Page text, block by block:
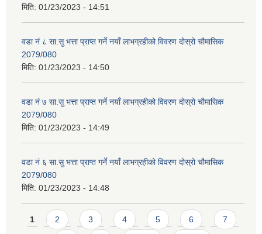
मिति: 01/23/2023 - 14:51
वडा नं ८ सा.सु भत्ता प्राप्त गर्ने नयाँ लाभग्रहीको विवरण दोस्रो चौमासिक
2079/080
मिति: 01/23/2023 - 14:50
वडा नं ७ सा.सु भत्ता प्राप्त गर्ने नयाँ लाभग्रहीको विवरण दोस्रो चौमासिक
2079/080
मिति: 01/23/2023 - 14:49
वडा नं ६ सा.सु भत्ता प्राप्त गर्ने नयाँ लाभग्रहीको विवरण दोस्रो चौमासिक
2079/080
मिति: 01/23/2023 - 14:48
Pages
1 2 3 4 5 6 7